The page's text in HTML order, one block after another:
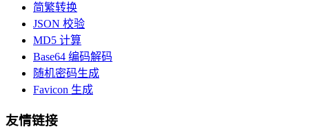
简繁转换
JSON 校验
MD5 计算
Base64 编码解码
随机密码生成
Favicon 生成
友情链接